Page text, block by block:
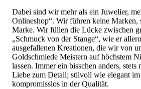
Dabei sind wir mehr als ein Juwelier,
Onlineshop“. Wir führen keine Marken,
Marke. Wir füllen die Lücke zwischen
„Schmuck von der Stange“, wie er
ausgefallenen Kreationen, die wir von
Goldschmiede Meistern auf höchstem
lassen. Immer ein bisschen anders, stets
Liebe zum Detail; stilvoll wie elegant
kompromisslos in der Qualität.